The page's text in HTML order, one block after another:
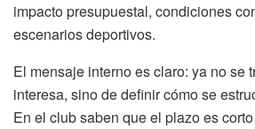
impacto presupuestal, condiciones
escenarios deportivos.
El mensaje interno es claro: ya no se
interesa, sino de definir cómo se
En el club saben que el plazo es